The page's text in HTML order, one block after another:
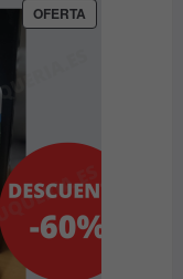
OFERTAPRODUCTO
EN